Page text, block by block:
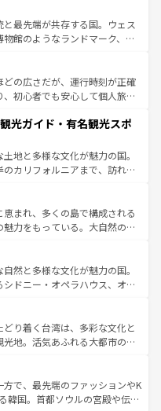
あるランス、プロヴァンスの
多彩な楽しみ方が可能だ。さ
力が溢れており、どの街角に
れで全く異なる文化を体験で
新着のフランス情報はコンテンツ一覧
いても飽きることがない。ベ
ルン州のアルプスの絶景、そ
といった風景は必見。ビール
しい。 なお、新着の
覧を参照してほしい。
最先端が共存する国。ウェス
館のようなランドマーク、歴
。また、優雅なアフタヌーン
まらない英国パブ、サッカー観
る体験も豊富。イギリスを旅
。
どの広さだが、運行時刻が正確
初心者でも安心して個人旅行
スイスならではのユニークな
だけでなく町歩きも満喫する
高いため物価も高いが、旅行
ビスもあり、うまく活用すれ
光ガイド・有名観光スポ
地と多様な文化が魅力の国。
カリフォルニアまで、訪れる
ショッピング、エンターテイ
スポットだ。一方、アメリカ
ランドキャニオンやイエロー
音楽と美食が融合した独特の
カの各地域で異なる魅力を楽
かな歴史を感じることができ
着のアメリカ
照してほしい。
まれ、多くの島で構成される
力をもっている。大自然の神
定番の観光地といえばオアフ
ならマウイ島やカウアイ島が
ンに輝く海をはじめ、豊かな
人々を迎えてくれるハワイの
ドやハワイアンミュージッ
、すべてがハワイの魅力を彩
ワイ情報
てほしい。
然と多様な文化が魅力の国。
ドニー・オペラハウス、オー
びえるウルル（エアーズロッ
生林やケアンズの熱帯雨林な
た、カフェやワイン、オージ
しており、サーフィンやダイ
ウトドア好きにはたまらな
魅力を存分に味わいつくそ
り着く台湾は、多彩な文化と
地。活気あふれる大都市の台
る台湾東部など、都市の喧騒
り、訪れる人に新しい発見と
た、奥深い台湾の食文化も魅
で、最先端のファッションやK
韓国。首都ソウルの宮殿や伝統